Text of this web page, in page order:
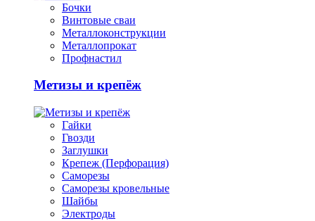
Бочки
Винтовые сваи
Металлоконструкции
Металлопрокат
Профнастил
Метизы и крепёж
Гайки
Гвозди
Заглушки
Крепеж (Перфорация)
Саморезы
Саморезы кровельные
Шайбы
Электроды